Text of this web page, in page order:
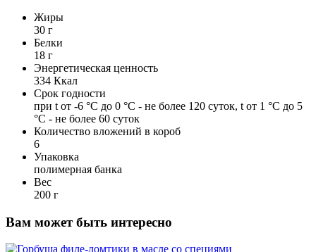
Жиры
30 г
Белки
18 г
Энергетическая ценность
334 Ккал
Срок годности
при t от -6 °С до 0 °С - не более 120 суток, t от 1 °С до 5
°С - не более 60 суток
Количество вложений в короб
6
Упаковка
полимерная банка
Вес
200 г
Вам может быть интересно